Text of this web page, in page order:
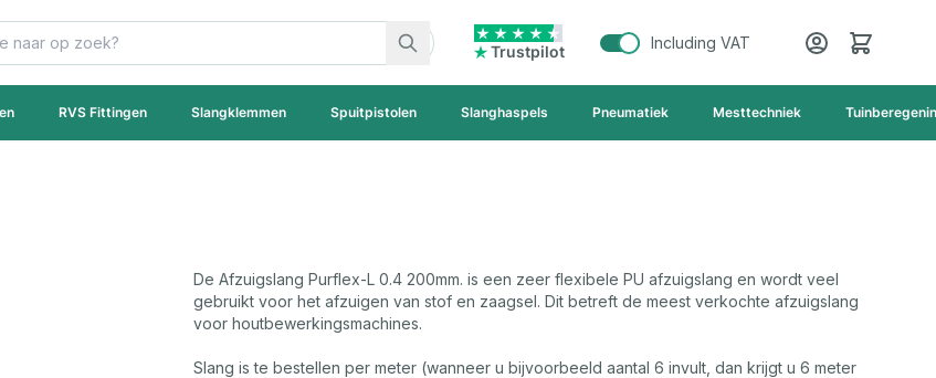
Trustpilot
Including VAT Cart
RVS Fittingen Slangklemmen Spuitpistolen Slanghaspels Pneumatiek Mesttechniek
De Afzuigslang Purflex-L 0.4 200mm. is een zeer flexibele PU afzuigslang en wordt veel
gebruikt voor het afzuigen van stof en zaagsel. Dit betreft de meest verkochte afzuigslang
voor houtbewerkingsmachines.
Slang is te bestellen per meter (wanneer u bijvoorbeeld aantal 6 invult, dan krijgt u 6 meter